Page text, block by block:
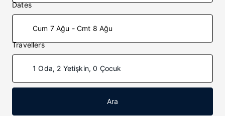
Dates
Cum 7 Ağu - Cmt 8 Ağu
Travellers
1 Oda, 2 Yetişkin, 0 Çocuk
Ara